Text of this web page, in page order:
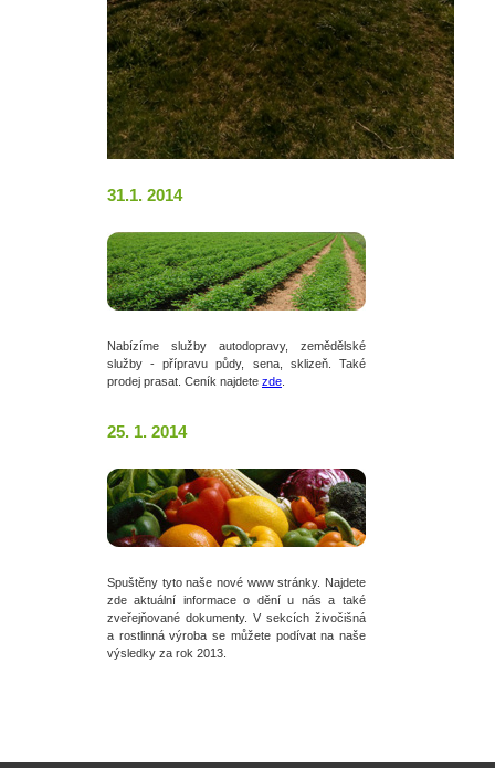
31.1. 2014
Nabízíme služby autodopravy, zemědělské
služby - přípravu půdy, sena, sklizeň. Také
prodej prasat. Ceník najdete zde
25. 1. 2014
Spuštěny tyto naše nové www stránky. Najdete
zde aktuální informace o dění u nás a také
zveřejňované dokumenty. V sekcích živočišná
a rostlinná výroba se můžete podívat na naše
výsledky za rok 2013.